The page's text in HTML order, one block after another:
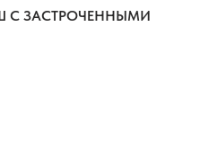
С ЗАСТРОЧЕННЫМИ